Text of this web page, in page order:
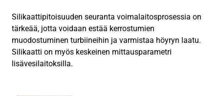
Silikaattipitoisuuden seuranta voimalaitosprosessia on
tärkeää, jotta voidaan estää kerrostumien
muodostuminen turbiineihin ja varmistaa höyryn laatu.
Silikaatti on myös keskeinen mittausparametri
lisävesilaitoksilla.